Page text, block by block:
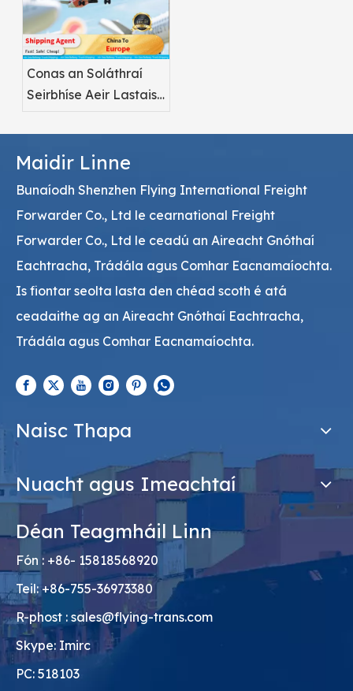
Conas an Soláthraí
Seirbhíse Aeir Lastais
roghnú
Maidir Linne
Bunaíodh Shenzhen Flying International Freight
Forwarder Co., Ltd le cearnational Freight
Forwarder Co., Ltd le ceadú an Aireacht Gnóthaí
Eachtracha, Trádála agus Comhar Eacnamaíochta.
Is fiontar seolta lasta den chéad scoth é atá
ceadaithe ag an Aireacht Gnóthaí Eachtracha,
Trádála agus Comhar Eacnamaíochta.
Naisc Thapa
Nuacht agus Imeachtaí
Déan Teagmháil Linn
Fón : +86- 15818568920
Teil: +86-755-36973380
R-phost : sales@flying-trans.com
Skype: Imirc
PC: 518103